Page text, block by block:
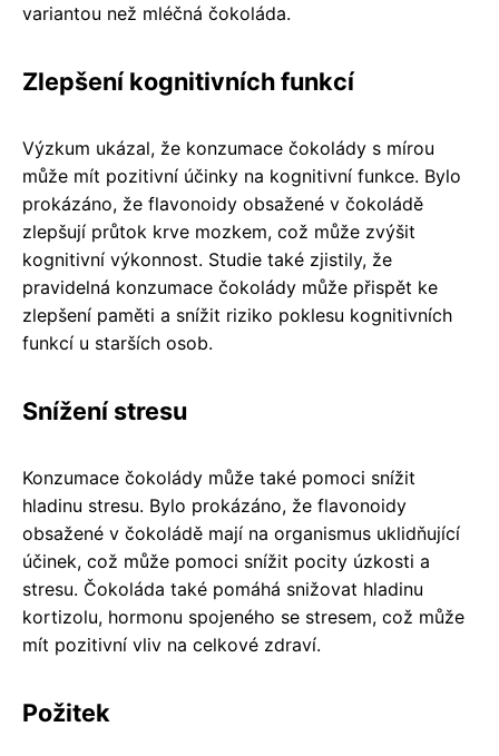
variantou než mléčná čokoláda.
Zlepšení kognitivních funkcí
Výzkum ukázal, že konzumace čokolády s mírou
může mít pozitivní účinky na kognitivní funkce. Bylo
prokázáno, že flavonoidy obsažené v čokoládě
zlepšují průtok krve mozkem, což může zvýšit
kognitivní výkonnost. Studie také zjistily, že
pravidelná konzumace čokolády může přispět ke
zlepšení paměti a snížit riziko poklesu kognitivních
funkcí u starších osob.
Snížení stresu
Konzumace čokolády může také pomoci snížit
hladinu stresu. Bylo prokázáno, že flavonoidy
obsažené v čokoládě mají na organismus uklidňující
účinek, což může pomoci snížit pocity úzkosti a
stresu. Čokoláda také pomáhá snižovat hladinu
kortizolu, hormonu spojeného se stresem, což může
mít pozitivní vliv na celkové zdraví.
Požitek